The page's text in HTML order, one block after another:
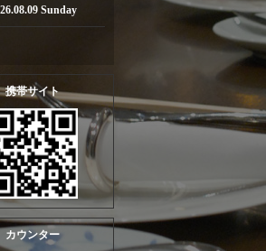
Sunday
携帯サイト
カウンター